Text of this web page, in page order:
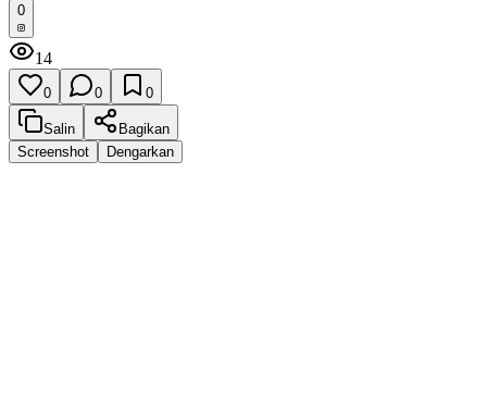
0
14
0 0 0
Salin
Bagikan
Screenshot
Dengarkan